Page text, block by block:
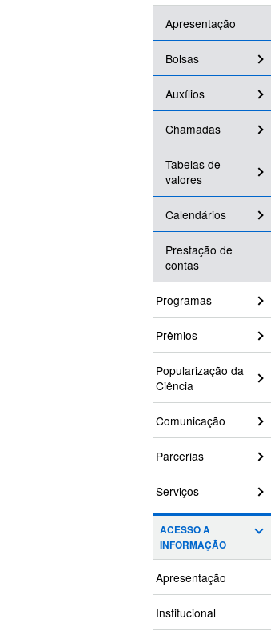
Apresentação
Bolsas
Auxílios
Chamadas
Tabelas de
valores
Calendários
Prestação de
contas
Programas
Prêmios
Popularização da
Ciência
Comunicação
Parcerias
Serviços
ACESSO À
INFORMAÇÃO
Apresentação
Institucional